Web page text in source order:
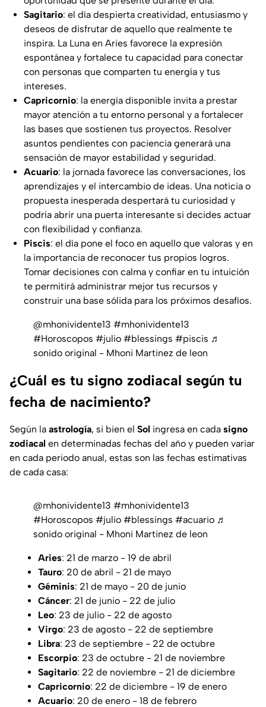
Sagitario: el día despierta creatividad, entusiasmo y
deseos de disfrutar de aquello que realmente te
inspira. La Luna en Aries favorece la expresión
espontánea y fortalece tu capacidad para conectar
con personas que comparten tu energía y tus
intereses.
Capricornio: la energía disponible invita a prestar
mayor atención a tu entorno personal y a fortalecer
las bases que sostienen tus proyectos. Resolver
asuntos pendientes con paciencia generará una
sensación de mayor estabilidad y seguridad.
Acuario: la jornada favorece las conversaciones, los
aprendizajes y el intercambio de ideas. Una noticia o
propuesta inesperada despertará tu curiosidad y
podría abrir una puerta interesante si decides actuar
con flexibilidad y confianza.
Piscis: el día pone el foco en aquello que valoras y en
la importancia de reconocer tus propios logros.
Tomar decisiones con calma y confiar en tu intuición
te permitirá administrar mejor tus recursos y
construir una base sólida para los próximos desafíos.
@mhonividente13 #mhonividente13
#Horoscopos #julio #blessings #piscis ♬
sonido original - Mhoni Martinez de leon
¿Cuál es tu signo zodiacal según tu
fecha de nacimiento?
Según la astrología, si bien el Sol ingresa en cada signo
zodiacal en determinadas fechas del año y pueden variar
en cada periodo anual, estas son las fechas estimativas
de cada casa:
@mhonividente13 #mhonividente13
#Horoscopos #julio #blessings #acuario ♬
sonido original - Mhoni Martinez de leon
Aries: 21 de marzo - 19 de abril
Tauro: 20 de abril - 21 de mayo
Géminis: 21 de mayo - 20 de junio
Cáncer: 21 de junio - 22 de julio
Leo: 23 de julio - 22 de agosto
Virgo: 23 de agosto - 22 de septiembre
Libra: 23 de septiembre - 22 de octubre
Escorpio: 23 de octubre - 21 de noviembre
Sagitario: 22 de noviembre - 21 de diciembre
Capricornio: 22 de diciembre - 19 de enero
Acuario: 20 de enero - 18 de febrero